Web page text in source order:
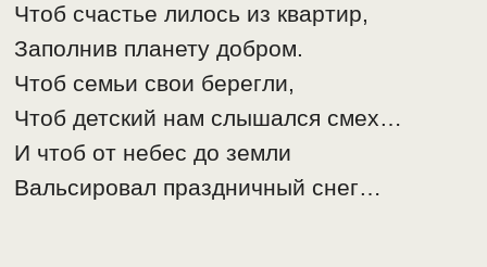
Чтоб счастье лилось из квартир,
Заполнив планету добром.
Чтоб семьи свои берегли,
Чтоб детский нам слышался смех…
И чтоб от небес до земли
Вальсировал праздничный снег…